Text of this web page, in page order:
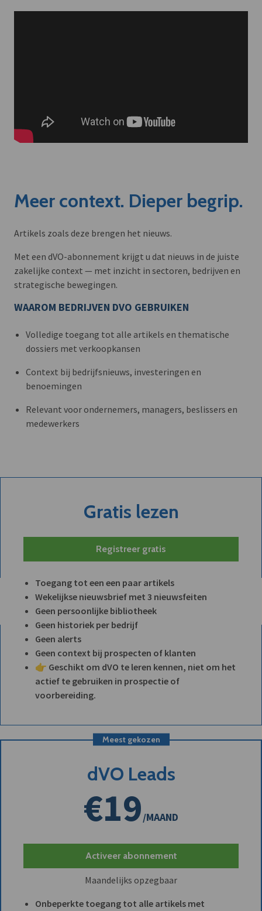
Meer context. Dieper begrip.
Artikels zoals deze brengen het nieuws.
Met een dVO-abonnement krijgt u dat nieuws in de juiste
zakelijke context — met inzicht in sectoren, bedrijven en
strategische bewegingen.
WAAROM BEDRIJVEN DVO GEBRUIKEN
Volledige toegang tot alle artikels en thematische
dossiers met verkoopkansen
Context bij bedrijfsnieuws, investeringen en
benoemingen
Relevant voor ondernemers, managers, beslissers en
medewerkers
Gratis lezen
Registreer gratis
Toegang tot een een paar artikels
Wekelijkse nieuwsbrief met 3 nieuwsfeiten
Geen persoonlijke bibliotheek
Geen historiek per bedrijf
Geen alerts
Geen context bij prospecten of klanten
👉 Geschikt om dVO te leren kennen, niet om het
actief te gebruiken in prospectie of
voorbereiding.
Meest gekozen
dVO Leads
€19/MAAND
Activeer abonnement
Maandelijks opzegbaar
Onbeperkte toegang tot alle artikels met